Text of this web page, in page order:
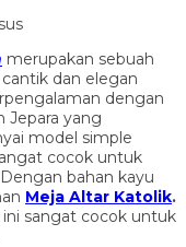
merupakan sebuah
dan elegan
dengan
Jepara yang
model simple
cocok untuk
bahan kayu
Meja Altar Katolik.
ini sangat cocok untuk